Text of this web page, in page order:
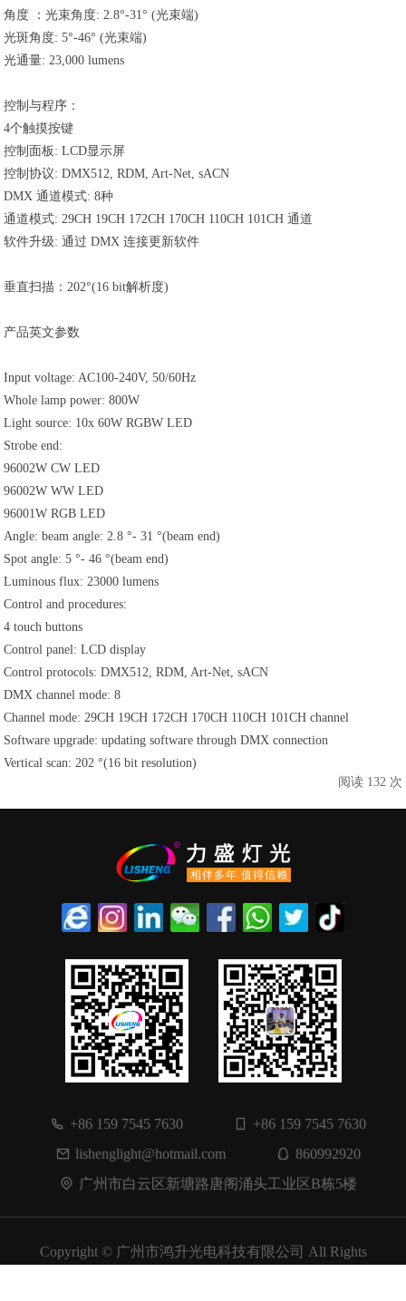
角度 ：光束角度: 2.8°-31° (光束端)
光斑角度: 5°-46° (光束端)
光通量: 23,000 lumens
控制与程序：
4个触摸按键
控制面板: LCD显示屏
控制协议: DMX512, RDM, Art-Net, sACN
DMX 通道模式: 8种
通道模式: 29CH 19CH 172CH 170CH 110CH 101CH 通道
软件升级: 通过 DMX 连接更新软件
垂直扫描：202°(16 bit解析度)
产品英文参数
Input voltage: AC100-240V, 50/60Hz
Whole lamp power: 800W
Light source: 10x 60W RGBW LED
Strobe end:
96002W CW LED
96002W WW LED
96001W RGB LED
Angle: beam angle: 2.8 °- 31 °(beam end)
Spot angle: 5 °- 46 °(beam end)
Luminous flux: 23000 lumens
Control and procedures:
4 touch buttons
Control panel: LCD display
Control protocols: DMX512, RDM, Art-Net, sACN
DMX channel mode: 8
Channel mode: 29CH 19CH 172CH 170CH 110CH 101CH channel
Software upgrade: updating software through DMX connection
Vertical scan: 202 °(16 bit resolution)
阅读 132 次
相伴多年 值得信赖
+86 159 7545 7630
+86 159 7545 7630
lishenglight@hotmail.com
860992920
广州市白云区新塘路唐阁涌头工业区B栋5楼
Copyright © 广州市鸿升光电科技有限公司 All Rights